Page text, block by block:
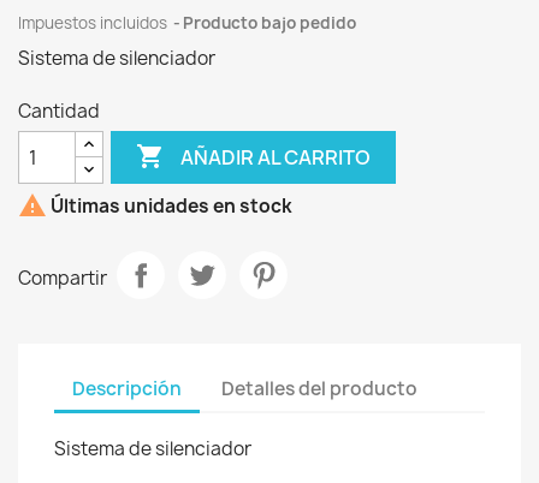
Impuestos incluidos Producto bajo pedido
Sistema de silenciador
Cantidad
 AÑADIR AL CARRITO
 Últimas unidades en stock
Compartir
Descripción Detalles del producto
Sistema de silenciador